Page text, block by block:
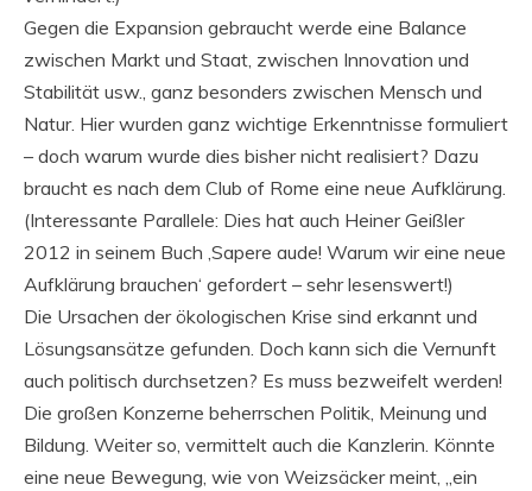
Gegen die Expansion gebraucht werde eine Balance
zwischen Markt und Staat, zwischen Innovation und
Stabilität usw., ganz besonders zwischen Mensch und
Natur. Hier wurden ganz wichtige Erkenntnisse formuliert
– doch warum wurde dies bisher nicht realisiert? Dazu
braucht es nach dem Club of Rome eine neue Aufklärung.
(Interessante Parallele: Dies hat auch Heiner Geißler
2012 in seinem Buch ‚Sapere aude! Warum wir eine neue
Aufklärung brauchen‘ gefordert – sehr lesenswert!)
Die Ursachen der ökologischen Krise sind erkannt und
Lösungsansätze gefunden. Doch kann sich die Vernunft
auch politisch durchsetzen? Es muss bezweifelt werden!
Die großen Konzerne beherrschen Politik, Meinung und
Bildung. Weiter so, vermittelt auch die Kanzlerin. Könnte
eine neue Bewegung, wie von Weizsäcker meint, „ein